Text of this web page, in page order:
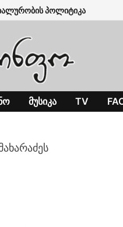
პოლიტიკა
ᲛᲣᲡᲘᲙᲐ TV